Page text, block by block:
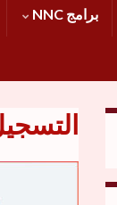
برامج NNC